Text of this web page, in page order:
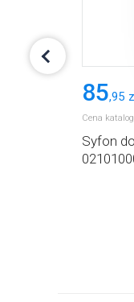
85,95
Cena
Syfon